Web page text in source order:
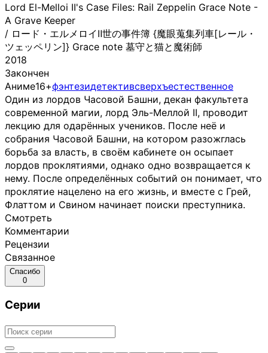
Lord El-Melloi II's Case Files: Rail Zeppelin Grace Note -
A Grave Keeper
/ ロード・エルメロイⅡ世の事件簿 {魔眼蒐集列車[レール・
ツェッペリン]} Grace note 墓守と猫と魔術師
2018
Закончен
Аниме16+фэнтезидетективсверхъестественное
Один из лордов Часовой Башни, декан факультета
современной магии, лорд Эль-Меллой II, проводит
лекцию для одарённых учеников. После неё и
собрания Часовой Башни, на котором разожглась
борьба за власть, в своём кабинете он осыпает
лордов проклятиями, однако одно возвращается к
нему. После определённых событий он понимает, что
проклятие нацелено на его жизнь, и вместе с Грей,
Флаттом и Свином начинает поиски преступника.
Смотреть
Комментарии
Рецензии
Связанное
Спасибо
0
Серии